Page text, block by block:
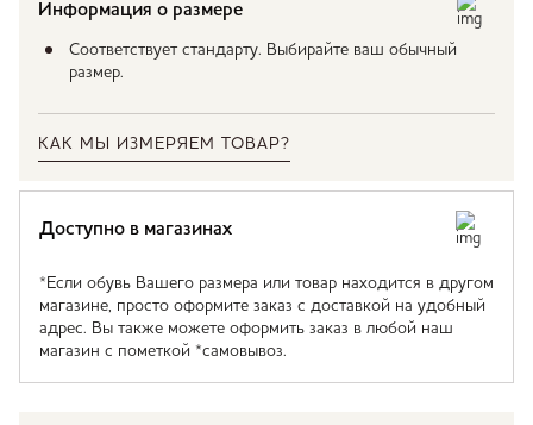
Информация о размере
Соответствует стандарту. Выбирайте ваш обычный
размер.
КАК МЫ ИЗМЕРЯЕМ ТОВАР?
Доступно в магазинах
*Если обувь Вашего размера или товар находится в другом
магазине, просто оформите заказ с доставкой на удобный
адрес. Вы также можете оформить заказ в любой наш
магазин с пометкой *самовывоз.